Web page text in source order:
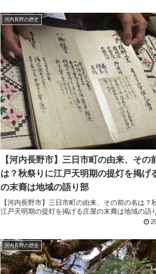
河内長野の歴史
【河内長野市】三日市町の由来、その
は？秋祭りに江戸天明期の提灯を掲げ
の末裔は地域の語り部
【河内長野市】三日市町の由来、その前の名は？
江戸天明期の提灯を掲げる庄屋の末裔は地域の語
河内長野の歴史